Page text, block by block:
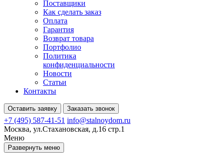
Поставщики
Как сделать заказ
Оплата
Гарантия
Возврат товара
Портфолио
Политика
конфиденциальности
Новости
Статьи
Контакты
Оставить заявку Заказать звонок
+7 (495) 587-41-51 info@stalnoydom.ru
Москва, ул.Стахановская, д.16 стр.1
Меню
Развернуть меню